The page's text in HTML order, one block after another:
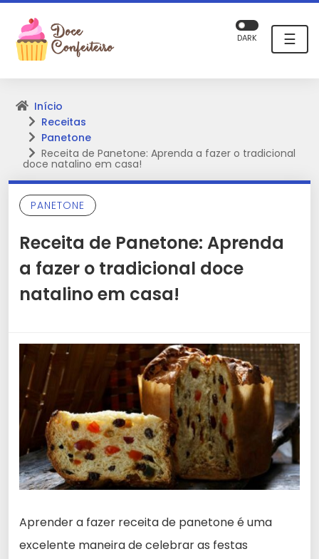
☰
DARK
Início
Receitas
Panetone
Receita de Panetone: Aprenda a fazer o tradicional
doce natalino em casa!
PANETONE
Receita de Panetone: Aprenda
a fazer o tradicional doce
natalino em casa!
Aprender a fazer receita de panetone é uma
excelente maneira de celebrar as festas